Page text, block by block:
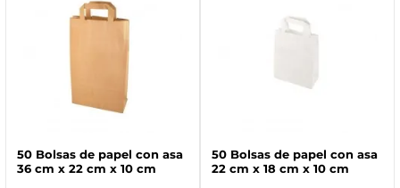
50 Bolsas de papel con asa
36 cm x 22 cm x 10 cm
50 Bolsas de papel con asa
22 cm x 18 cm x 10 cm